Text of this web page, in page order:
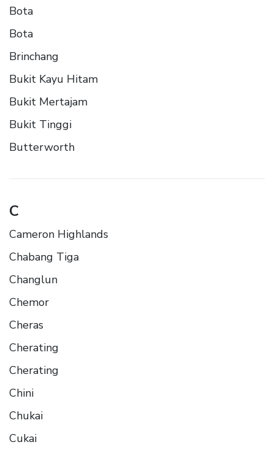
Bota
Bota
Brinchang
Bukit Kayu Hitam
Bukit Mertajam
Bukit Tinggi
Butterworth
C
Cameron Highlands
Chabang Tiga
Changlun
Chemor
Cheras
Cherating
Cherating
Chini
Chukai
Cukai